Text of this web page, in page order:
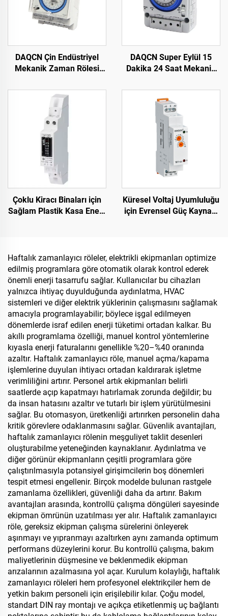
DAQCN Çin Endüstriyel
Mekanik Zaman Rölesi
Zaman Anahtarı, Maks.
16A Akım
DAQCN Super Eylül 15
Dakika 24 Saat Mekanik
Akım TB388
Çoklu Kiracı Binaları için
Sağlam Plastik Kasa Enerji
Küresel Voltaj Uyumluluğu
için Evrensel Güç Kaynağı
Haftalık zamanlayıcı röleler, elektrikli ekipmanları optimize
edilmiş programlara göre otomatik olarak kontrol ederek
önemli enerji tasarrufu sağlar. Kullanıcılar bu cihazları
yalnızca ihtiyaç duyulduğunda aydınlatma, HVAC
sistemleri ve diğer elektrik yüklerinin çalışmasını sağlamak
amacıyla programlayabilir; böylece işgal edilmeyen
dönemlerde israf edilen enerji tüketimi ortadan kalkar. Bu
akıllı programlama özelliği, manuel kontrol yöntemlerine
kıyasla enerji faturalarını genellikle %20–%40 oranında
azaltır. Haftalık zamanlayıcı röle, manuel açma/kapama
işlemlerine duyulan ihtiyacı ortadan kaldırarak işletme
verimliliğini artırır. Personel artık ekipmanları belirli
saatlerde açıp kapatmayı hatırlamak zorunda değildir; bu
da insan hatasını azaltır ve tutarlı bir işlem yürütülmesini
sağlar. Bu otomasyon, üretkenliği artırırken personelin daha
kritik görevlere odaklanmasını sağlar. Güvenlik avantajları,
haftalık zamanlayıcı rölenin meşguliyet taklit desenleri
oluşturabilme yeteneğinden kaynaklanır. Aydınlatma ve
diğer görünür ekipmanların çeşitli programlara göre
çalıştırılmasıyla potansiyel girişimcilerin boş dönemleri
tespit etmesi engellenir. Birçok modelde bulunan rastgele
zamanlama özellikleri, güvenliği daha da artırır. Bakım
avantajları arasında, kontrollü çalışma döngüleri sayesinde
ekipman ömrünün uzatılması yer alır. Haftalık zamanlayıcı
röle, gereksiz ekipman çalışma sürelerini önleyerek
aşınmayı ve yıpranmayı azaltırken aynı zamanda optimum
performans düzeylerini korur. Bu kontrollü çalışma, bakım
maliyetlerinin düşmesine ve beklenmedik ekipman
arızalarının azalmasına yol açar. Kurulum kolaylığı, haftalık
zamanlayıcı röleleri hem profesyonel elektrikçiler hem de
yetkin bakım personeli için erişilebilir kılar. Çoğu model,
standart DIN ray montajı ve açıkça etiketlenmiş uç bağlantı